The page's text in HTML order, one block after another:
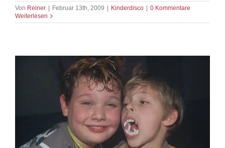
Von Reiner | Februar 13th, 2009 | Kinderdisco | 0 Kommentare
Weiterlesen